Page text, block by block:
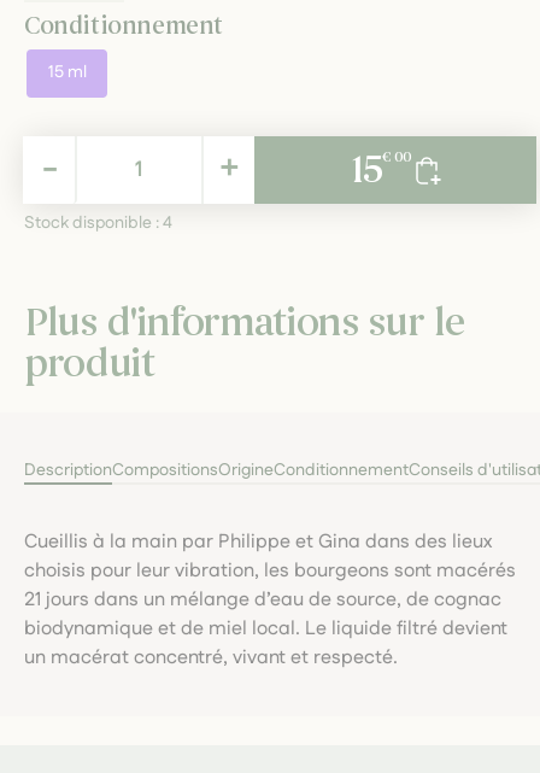
Conditionnement
15 ml
15,00 € TTC+
- 15€ 00
Stock disponible :4
Plus d'informations sur le
produit
DescriptionCompositionsOrigineConditionnementConseils
Cueillis à la main par Philippe et Gina dans des lieux
choisis pour leur vibration, les bourgeons sont macérés
21 jours dans un mélange d’eau de source, de cognac
biodynamique et de miel local. Le liquide filtré devient
un macérat concentré, vivant et respecté.